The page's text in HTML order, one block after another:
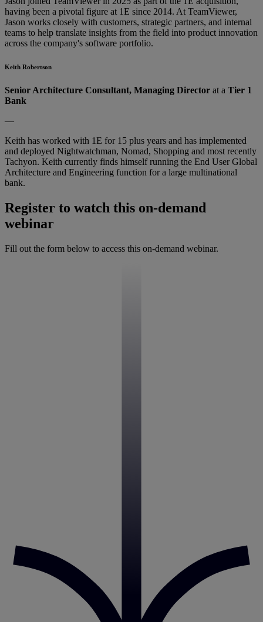
having been a pivotal figure at 1E since 2014. At TeamViewer,
Jason works closely with customers, strategic partners, and internal
teams to help translate insights from the field into product innovation
across the company's software portfolio.
Keith Robertson
Senior Architecture Consultant, Managing Director at a Tier 1
Bank
—
Keith has worked with 1E for 15 plus years and has implemented
and deployed Nightwatchman, Nomad, Shopping and most recently
Tachyon. Keith currently finds himself running the End User Global
Architecture and Engineering function for a large multinational
bank.
Register to watch this on-demand
webinar
Fill out the form below to access this on-demand webinar.